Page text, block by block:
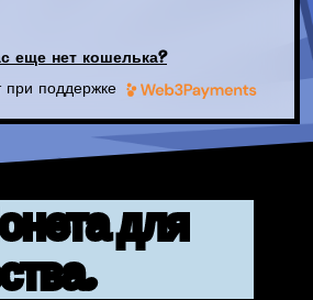
для
еще нет кошелька?
при поддержке